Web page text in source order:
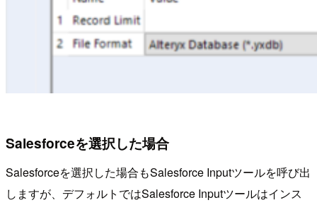
Salesforceを選択した場合
Salesforceを選択した場合もSalesforce Inputツールを呼び出
しますが、デフォルトではSalesforce Inputツールはインス